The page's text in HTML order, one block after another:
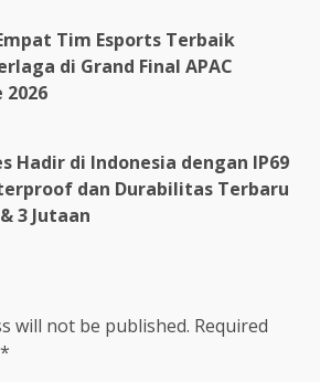
Tim Esports Terbaik
di Grand Final APAC
Hadir di Indonesia dengan IP69
dan Durabilitas Terbaru
3 Jutaan
will not be published. Required
*